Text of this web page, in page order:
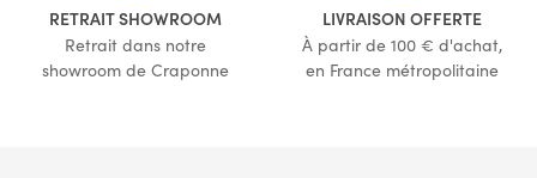
RETRAIT SHOWROOM
Retrait dans notre
showroom de Craponne
LIVRAISON OFFERTE
À partir de 100 € d'achat,
en France métropolitaine